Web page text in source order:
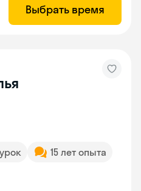
Выбрать время
15 лет опыта